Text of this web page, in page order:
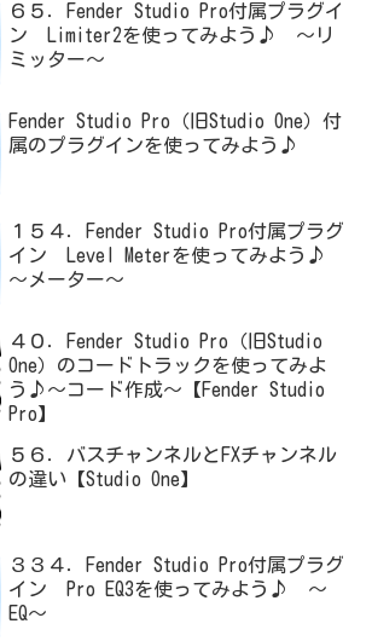
６５．Fender Studio Pro付属プラグイ
ン Limiter2を使ってみよう♪ ～リ
ミッター～
Fender Studio Pro（旧Studio One）付
属のプラグインを使ってみよう♪
１５４．Fender Studio Pro付属プラグ
イン Level Meterを使ってみよう♪
～メーター～
４０．Fender Studio Pro（旧Studio
One）のコードトラックを使ってみよ
う♪～コード作成～【Fender Studio
Pro】
５６．バスチャンネルとFXチャンネル
の違い【Studio One】
３３４．Fender Studio Pro付属プラグ
イン Pro EQ3を使ってみよう♪ ～
EQ～